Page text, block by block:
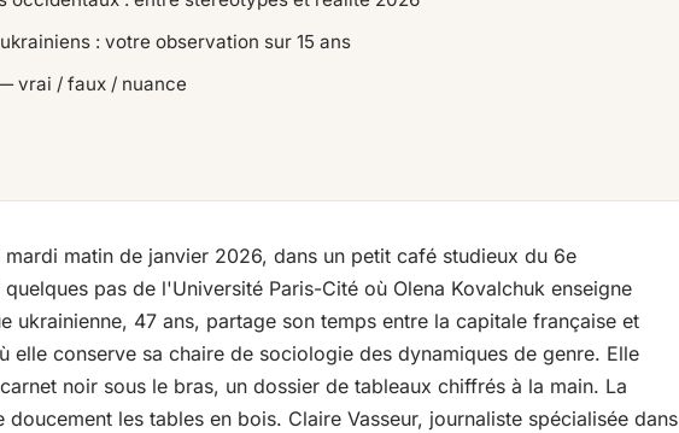
: votre observation sur 15 ans
vrai / faux / nuance
matin de janvier 2026, dans un petit café studieux du 6e
pas de l'Université Paris-Cité où Olena Kovalchuk enseigne
ukrainienne, 47 ans, partage son temps entre la capitale française et
elle conserve sa chaire de sociologie des dynamiques de genre. Elle
noir sous le bras, un dossier de tableaux chiffrés à la main. La
les tables en bois. Claire Vasseur, journaliste spécialisée dans